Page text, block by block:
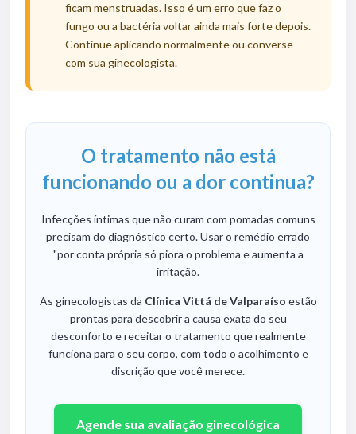
ficam menstruadas. Isso é um erro que faz o
fungo ou a bactéria voltar ainda mais forte depois.
Continue aplicando normalmente ou converse
com sua ginecologista.
O tratamento não está
funcionando ou a dor continua?
Infecções íntimas que não curam com pomadas comuns
precisam do diagnóstico certo. Usar o remédio errado
"por conta própria só piora o problema e aumenta a
irritação.
As ginecologistas da Clínica Vittá de Valparaíso estão
prontas para descobrir a causa exata do seu
desconforto e receitar o tratamento que realmente
funciona para o seu corpo, com todo o acolhimento e
discrição que você merece.
Agende sua avaliação ginecológica